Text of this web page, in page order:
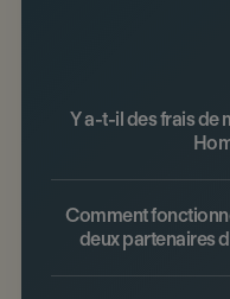
Y a-t-il des frais de
Comment
deux partenaires